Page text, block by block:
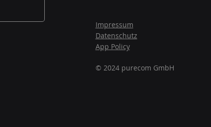
Impressum
Datenschutz
App Policy
© 2024 purecom GmbH